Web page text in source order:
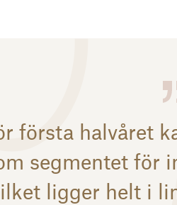
första halvåret
segmentet för
ligger helt i